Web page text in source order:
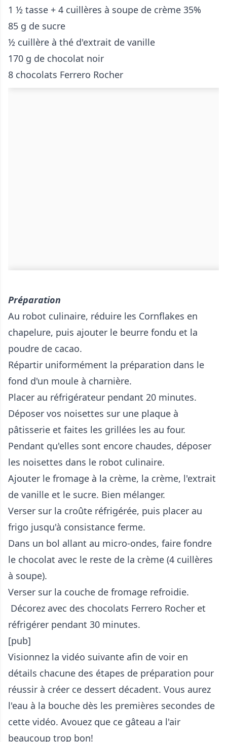
1 ½ tasse + 4 cuillères à soupe de crème 35%
85 g de sucre
½ cuillère à thé d'extrait de vanille
170 g de chocolat noir
8 chocolats Ferrero Rocher
Préparation
Au robot culinaire, réduire les Cornflakes en
chapelure, puis ajouter le beurre fondu et la
poudre de cacao.
Répartir uniformément la préparation dans le
fond d'un moule à charnière.
Placer au réfrigérateur pendant 20 minutes.
Déposer vos noisettes sur une plaque à
pâtisserie et faites les grillées les au four.
Pendant qu'elles sont encore chaudes, déposer
les noisettes dans le robot culinaire.
Ajouter le fromage à la crème, la crème, l'extrait
de vanille et le sucre. Bien mélanger.
Verser sur la croûte réfrigérée, puis placer au
frigo jusqu'à consistance ferme.
Dans un bol allant au micro-ondes, faire fondre
le chocolat avec le reste de la crème (4 cuillères
à soupe).
Verser sur la couche de fromage refroidie.
Décorez avec des chocolats Ferrero Rocher et
réfrigérer pendant 30 minutes.
[pub]
Visionnez la vidéo suivante afin de voir en
détails chacune des étapes de préparation pour
réussir à créer ce dessert décadent. Vous aurez
l'eau à la bouche dès les premières secondes de
cette vidéo. Avouez que ce gâteau a l'air
beaucoup trop bon!